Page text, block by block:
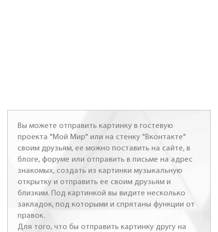
Вы можете отправить картинку в гостевую
проекта "Мой Мир" или на стенку "Вконтакте"
своим друзьям, ее можно поставить на сайте, в
блоге, форуме или отправить в письме на адрес
знакомых, создать из картинки музыкальную
открытку и отправить ее своим друзьям и
близким. Под картинкой вы видите несколько
закладок, под которыми и спрятаны функции от
правок.
Для того, что бы отправить картинку другу на